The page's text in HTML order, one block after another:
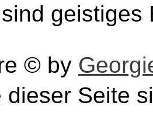
© by
dieser Seite